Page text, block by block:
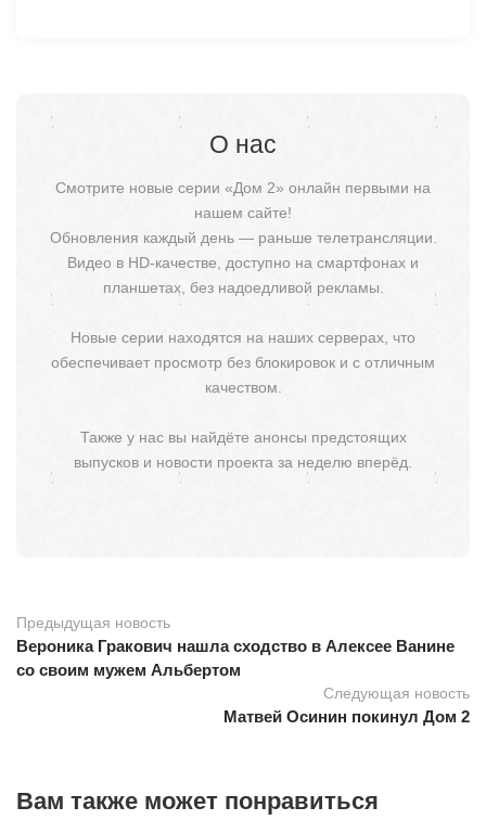
О нас
Смотрите новые серии «Дом 2» онлайн первыми на
нашем сайте!
Обновления каждый день — раньше телетрансляции.
Видео в HD-качестве, доступно на смартфонах и
планшетах, без надоедливой рекламы.
Новые серии находятся на наших серверах, что
обеспечивает просмотр без блокировок и с отличным
качеством.
Также у нас вы найдёте анонсы предстоящих
выпусков и новости проекта за неделю вперёд.
Предыдущая новость
Вероника Гракович нашла сходство в Алексее Ванине
со своим мужем Альбертом
Следующая новость
Матвей Осинин покинул Дом 2
Вам также может понравиться